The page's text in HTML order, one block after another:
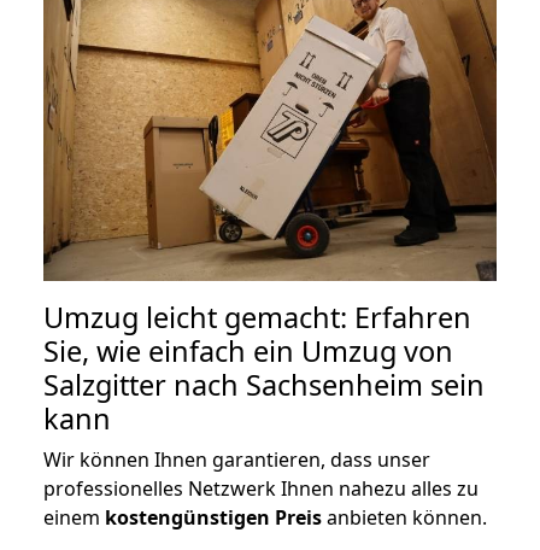
Umzug leicht gemacht: Erfahren
Sie, wie einfach ein Umzug von
Salzgitter nach Sachsenheim sein
kann
Wir können Ihnen garantieren, dass unser
professionelles Netzwerk Ihnen nahezu alles zu
einem kostengünstigen Preisanbieten können.